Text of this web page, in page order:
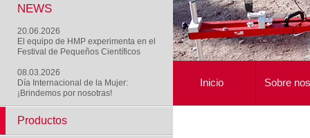
NEWS
20.06.2026
El equipo de HMP experimenta en el
Festival de Pequeños Científicos
08.03.2026
Día Internacional de la Mujer:
¡Brindemos por nosotras!
Inicio Sobre
Productos